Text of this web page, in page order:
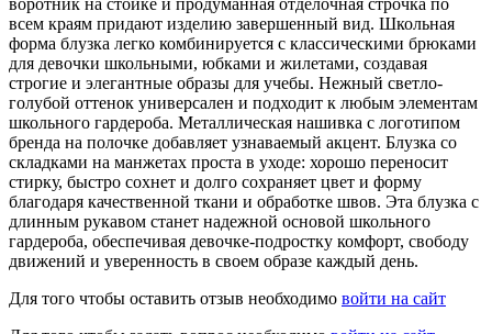
воротник на стойке и продуманная отделочная строчка по
всем краям придают изделию завершенный вид. Школьная
форма блузка легко комбинируется с классическими брюками
для девочки школьными, юбками и жилетами, создавая
строгие и элегантные образы для учебы. Нежный светло-
голубой оттенок универсален и подходит к любым элементам
школьного гардероба. Металлическая нашивка с логотипом
бренда на полочке добавляет узнаваемый акцент. Блузка со
складками на манжетах проста в уходе: хорошо переносит
стирку, быстро сохнет и долго сохраняет цвет и форму
благодаря качественной ткани и обработке швов. Эта блузка с
длинным рукавом станет надежной основой школьного
гардероба, обеспечивая девочке-подростку комфорт, свободу
движений и уверенность в своем образе каждый день.
Для того чтобы оставить отзыв необходимо войти на сайт